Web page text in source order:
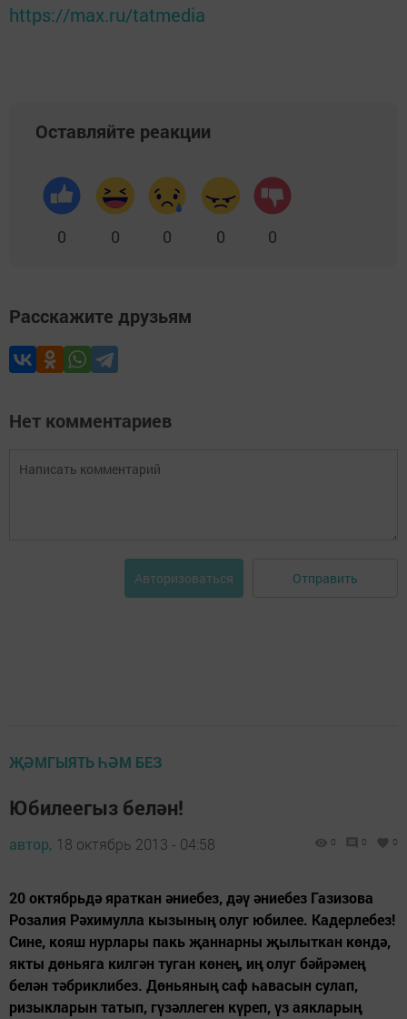
https://max.ru/tatmedia
Оставляйте реакции
0 0 0 0 0
Расскажите друзьям
Нет комментариев
Авторизоваться Отправить
ҖӘМГЫЯТЬ ҺӘМ БЕЗ
Юбилеегыз белән!
автор, 18 октябрь 2013 - 04:58 0 0 0
20 октябрьдә яраткан әниебез, дәү әниебез Газизова
Розалия Рәхимулла кызының олуг юбилее. Кадерлебез!
Сине, кояш нурлары пакь җаннарны җылыткан көндә,
якты дөньяга килгән туган көнең, иң олуг бәйрәмең
белән тәбриклибез. Дөньяның саф һавасын сулап,
ризыкларын татып, гүзәллеген күреп, үз аякларың